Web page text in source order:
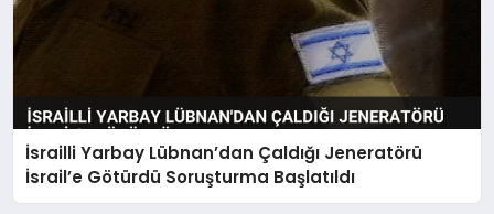
İsrailli Yarbay Lübnan’dan Çaldığı Jeneratörü
İsrail’e Götürdü Soruşturma Başlatıldı